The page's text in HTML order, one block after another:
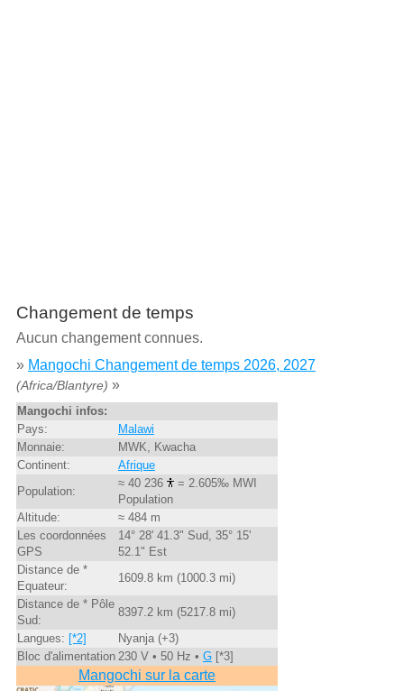
Changement de temps
Aucun changement connues.
» Mangochi Changement de temps 2026, 2027
(Africa/Blantyre) »
Mangochi infos:
Pays:
Malawi
Monnaie:
MWK, Kwacha
Continent:
Afrique
Population:
≈ 40 236
= 2.605‰ MWI
Population
Altitude:
≈ 484 m
Les coordonnées
GPS
14° 28' 41.3" Sud, 35° 15'
52.1" Est
Distance de *
Equateur:
1609.8 km (1000.3 mi)
Distance de * Pôle
Sud:
8397.2 km (5217.8 mi)
Langues: [*2]
Nyanja (+3)
Bloc d'alimentation 230 V • 50 Hz • G[*3]
Mangochi sur la carte